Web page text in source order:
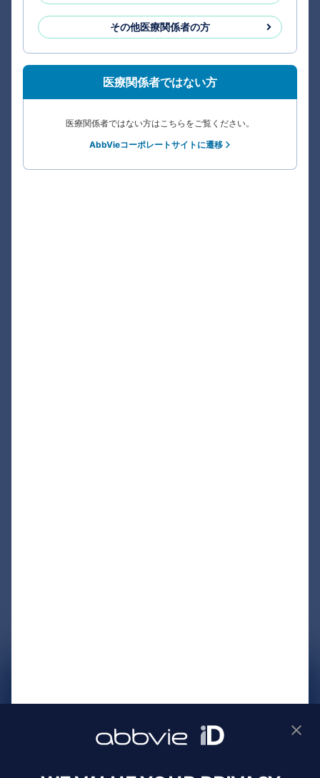
その他医療関係者の方
医療関係者ではない方
医療関係者ではない方はこちらをご覧ください。
AbbVieコーポレートサイトに遷移
プライバシーポリシー